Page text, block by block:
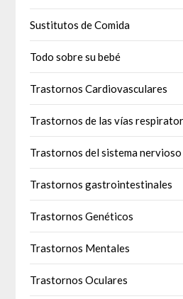
Sustitutos de Comida
Todo sobre su bebé
Trastornos Cardiovasculares
Trastornos de las vías
Trastornos del sistema nervioso
Trastornos gastrointestinales
Trastornos Genéticos
Trastornos Mentales
Trastornos Oculares